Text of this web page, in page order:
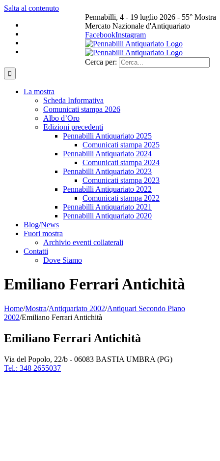
Salta al contenuto
Pennabilli, 4 - 19 luglio 2026 - 55° Mostra
Mercato Nazionale d'Antiquariato
FacebookInstagram
Cerca per:
La mostra
Scheda Informativa
Comunicati stampa 2026
Albo d’Oro
Edizioni precedenti
Pennabilli Antiquariato 2025
Comunicati stampa 2025
Pennabilli Antiquariato 2024
Comunicati stampa 2024
Pennabilli Antiquariato 2023
Comunicati stampa 2023
Pennabilli Antiquariato 2022
Comunicati stampa 2022
Pennabilli Antiquariato 2021
Pennabilli Antiquariato 2020
Blog/News
Fuori mostra
Archivio eventi collaterali
Contatti
Dove Siamo
Emiliano Ferrari Antichità
Home/Mostra/Antiquariato 2002/Antiquari Secondo Piano
2002/Emiliano Ferrari Antichità
Emiliano Ferrari Antichità
Via del Popolo, 22/b - 06083 BASTIA UMBRA (PG)
Tel.: 348 2655037